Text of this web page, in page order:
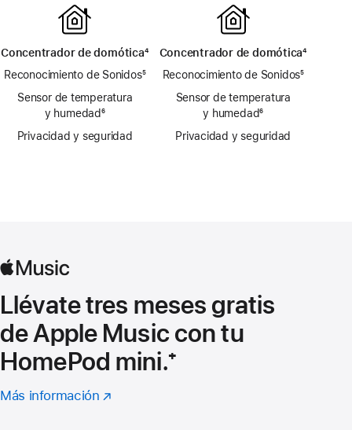
Concentrador de domóticapie
de
⁴
Reconocimiento de Sonidospie
página
⁵
Sensor de temperatura
y humedadpie
de
página
⁶
Privacidad y seguridad
Concentrador de domóticapie
de
⁴
Reconocimiento de Sonidospie
⁵
Sensor de temperatura
y humedadpie
de
página
⁶
Privacidad y seguridad
Llévate tres meses gratis
de Apple Music con tu
HomePod mini.Nota
⁺
Más información sobre
(Se